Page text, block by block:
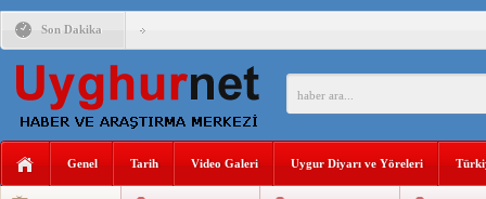
Son Dakika
ÇİN’İN “GÜVENLİK”SÖYLEMİ İLE DOĞU TÜRKİSTAN’DA
ANAHTAR PARTİ GENEL BAŞKANI AĞIRALİOĞLU :
Genel Tarih Video Galeri Uygur Diyarı ve Yöreleri